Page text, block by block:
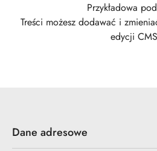
Przykładowa
Treści możesz dodawać i
edycji
Dane adresowe